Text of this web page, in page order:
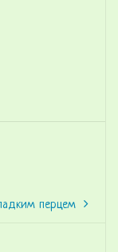
перцем